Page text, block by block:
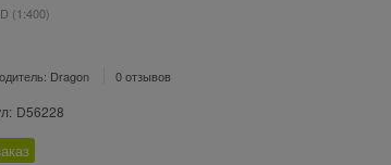
(1:400)
Dragon 0 отзывов
D56228